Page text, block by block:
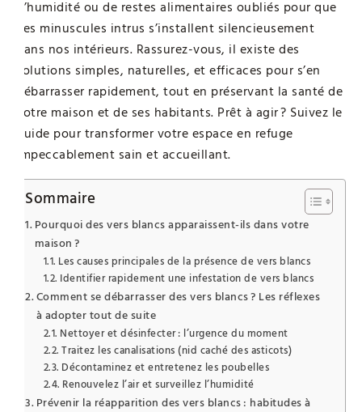
d’humidité ou de restes alimentaires oubliés pour que
ces minuscules intrus s’installent silencieusement
dans nos intérieurs. Rassurez-vous, il existe des
solutions simples, naturelles, et efficaces pour s’en
débarrasser rapidement, tout en préservant la santé de
votre maison et de ses habitants. Prêt à agir ? Suivez le
guide pour transformer votre espace en refuge
impeccablement sain et accueillant.
Sommaire
Pourquoi des vers blancs apparaissent-ils dans votre
maison ?
Les causes principales de la présence de vers blancs
Identifier rapidement une infestation de vers blancs
Comment se débarrasser des vers blancs ? Les réflexes
à adopter tout de suite
Nettoyer et désinfecter : l’urgence du moment
Traitez les canalisations (nid caché des asticots)
Décontaminez et entretenez les poubelles
Renouvelez l’air et surveillez l’humidité
Prévenir la réapparition des vers blancs : habitudes à